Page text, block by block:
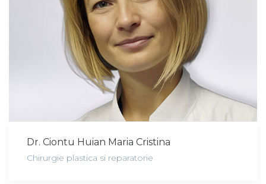
Dr. Ciontu Huian Maria Cristina
Chirurgie plastica si reparatorie